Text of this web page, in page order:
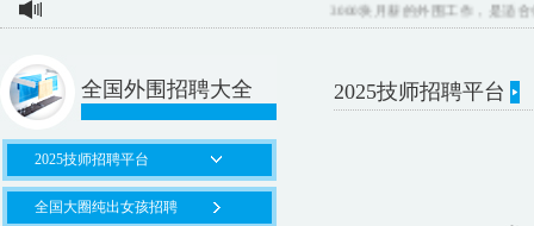
3000块月薪的外围工作，是适合你
全国外围招聘大全
2025技师招聘平台
全国大圈纯出女孩招聘
2025技师招聘平台